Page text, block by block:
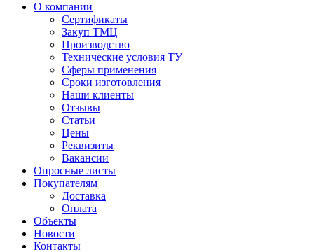
О компании
Сертификаты
Закуп ТМЦ
Производство
Технические условия ТУ
Сферы применения
Сроки изготовления
Наши клиенты
Отзывы
Статьи
Цены
Реквизиты
Вакансии
Опросные листы
Покупателям
Доставка
Оплата
Объекты
Новости
Контакты